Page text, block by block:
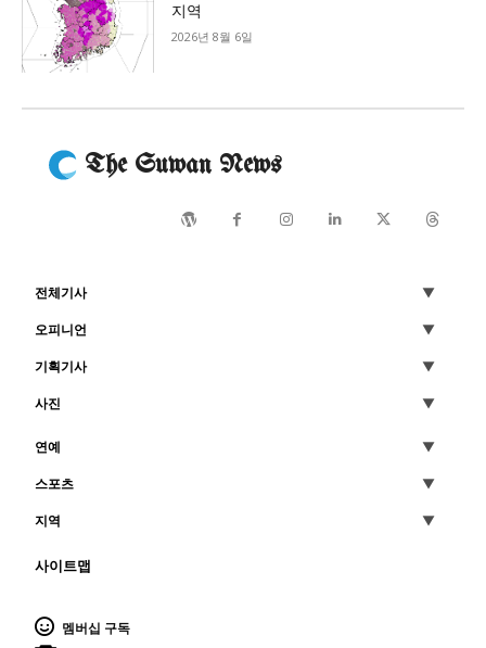
지역
2026년 8월 6일
The Suwan News
전체기사
오피니언
기획기사
사진
연예
스포츠
지역
사이트맵
멤버십 구독